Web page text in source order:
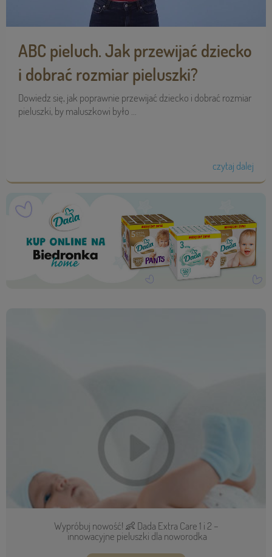
ABC pieluch. Jak przewijać dziecko
i dobrać rozmiar pieluszki?
Dowiedz się, jak poprawnie przewijać dziecko i dobrać rozmiar
pieluszki, by maluszkowi było ...
czytaj dalej
Wypróbuj nowość! 👶 Dada Extra Care 1 i 2 –
innowacyjne pieluszki dla noworodka